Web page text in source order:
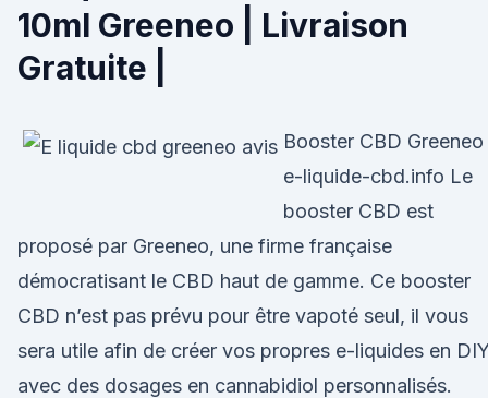
10ml Greeneo | Livraison
Gratuite |
Booster CBD
e-liquide-cbd.info Le
booster CBD est
proposé par Greeneo, une firme française
démocratisant le CBD haut de gamme. Ce booster
CBD n’est pas prévu pour être vapoté seul, il vous
sera utile afin de créer vos propres e-liquides en
avec des dosages en cannabidiol personnalisés.